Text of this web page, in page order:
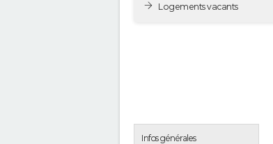
Logements vacants
Infos générales